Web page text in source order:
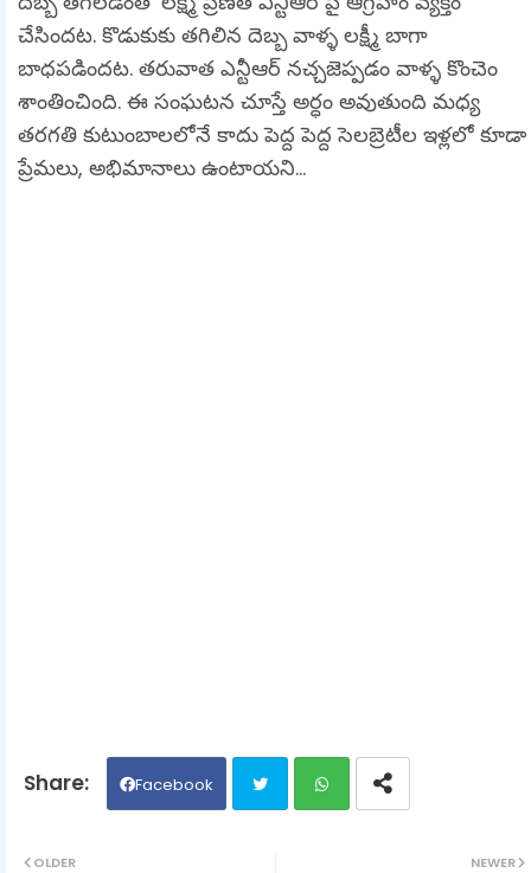
చేసిందట. కొడుకుకు తగిలిన దెబ్బ వాళ్ళ లక్ష్మీ బాగా
బాధపడిందట. తరువాత ఎన్టీఆర్ నచ్చజెప్పడం వాళ్ళ కొంచెం
శాంతించింది. ఈ సంఘటన చూస్తే అర్ధం అవుతుంది మధ్య
తరగతి కుటుంబాలలోనే కాదు పెద్ద పెద్ద సెలబ్రెటీల ఇళ్లలో కూడా
ప్రేమలు, అభిమానాలు ఉంటాయని…
Facebook
NEWER
OLDER